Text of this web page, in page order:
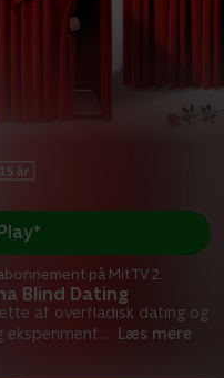
Blind Dating
af overfladisk dating og
eksperiment... Læs mere
på Mit TV 2.